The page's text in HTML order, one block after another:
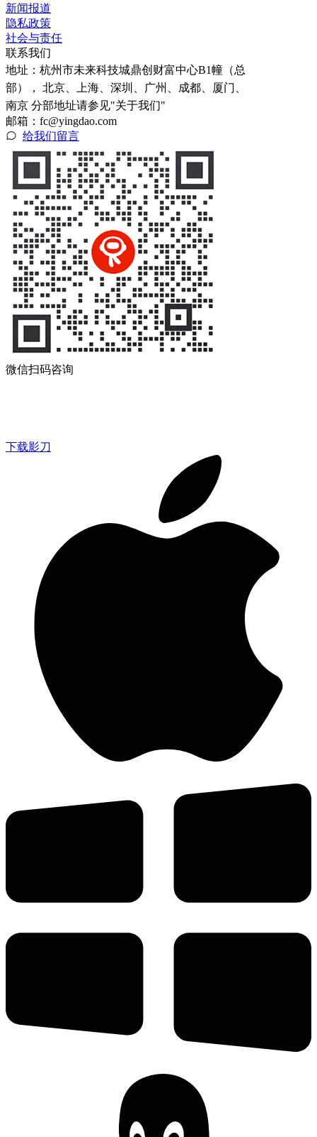
新闻报道
隐私政策
社会与责任
联系我们
地址： 杭州市未来科技城鼎创财富中心B1幢（总
部）， 北京、上海、深圳、广州、成都、厦门、
南京 分部地址请参见"关于我们"
邮箱：fc@yingdao.com
给我们留言
微信扫码咨询
下载影刀